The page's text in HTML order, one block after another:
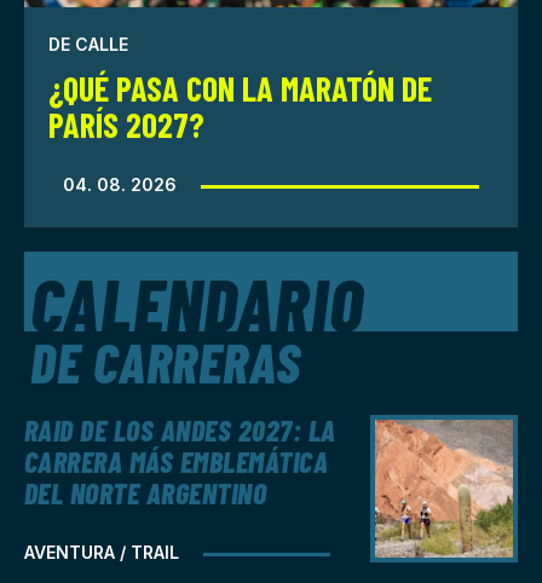
DE CALLE
¿QUÉ PASA CON LA MARATÓN DE
PARÍS 2027?
04. 08. 2026
CALENDARIO
DE CARRERAS
AVENTURA / TRAIL
RAID DE LOS ANDES 2027: LA
CARRERA MÁS EMBLEMÁTICA
DEL NORTE ARGENTINO